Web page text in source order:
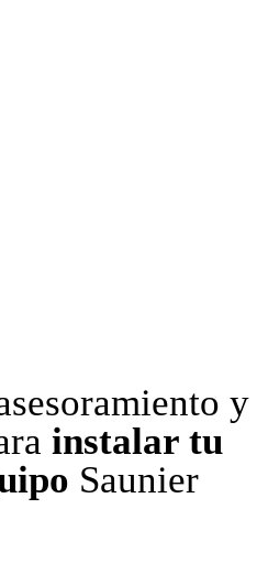
y
instalar tu
Saunier